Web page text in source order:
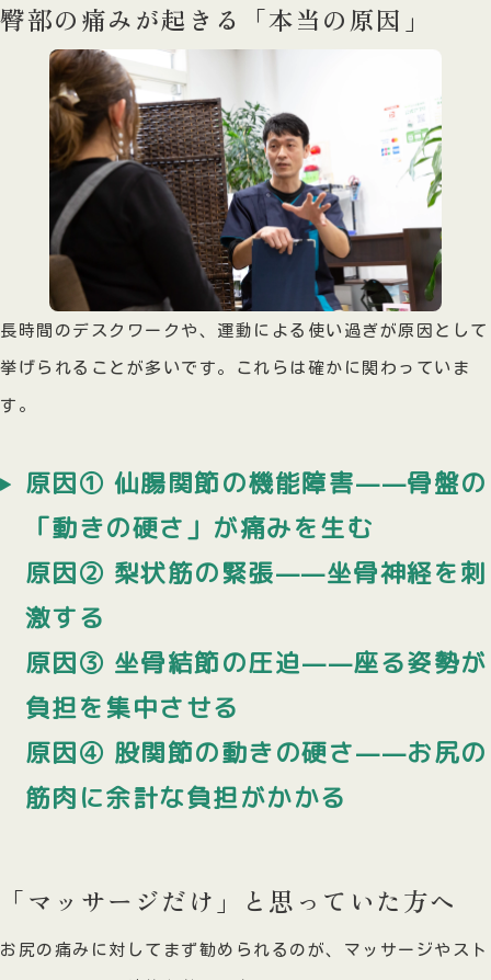
臀部の痛みが起きる「本当の原因」
長時間のデスクワークや、運動による使い過ぎが原因として
挙げられることが多いです。これらは確かに関わっていま
す。
原因① 仙腸関節の機能障害——骨盤の
「動きの硬さ」が痛みを生む
原因② 梨状筋の緊張——坐骨神経を刺
激する
原因③ 坐骨結節の圧迫——座る姿勢が
負担を集中させる
原因④ 股関節の動きの硬さ——お尻の
筋肉に余計な負担がかかる
「マッサージだけ」と思っていた方へ
お尻の痛みに対してまず勧められるのが、マッサージやスト